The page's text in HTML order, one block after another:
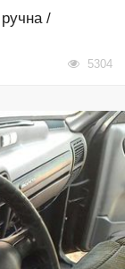
ручна /
5304